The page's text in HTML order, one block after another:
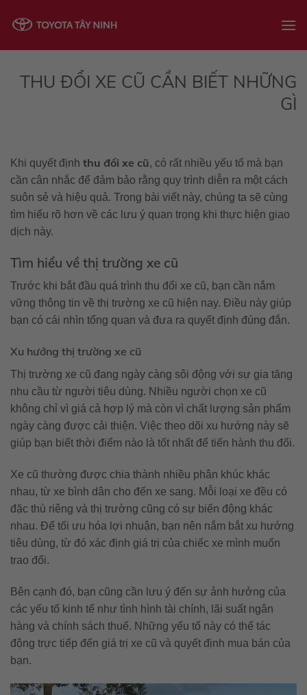
THU ĐỔI XE CŨ CẦN BIẾT NHỮNG
GÌ
Khi quyết định thu đổi xe cũ, có rất nhiều yếu tố mà bạn
cần cân nhắc để đảm bảo rằng quy trình diễn ra một cách
suôn sẻ và hiệu quả. Trong bài viết này, chúng ta sẽ cùng
tìm hiểu rõ hơn về các lưu ý quan trọng khi thực hiện giao
dịch này.
Tìm hiểu về thị trường xe cũ
Trước khi bắt đầu quá trình thu đổi xe cũ, bạn cần nắm
vững thông tin về thị trường xe cũ hiện nay. Điều này giúp
bạn có cái nhìn tổng quan và đưa ra quyết định đúng đắn.
Xu hướng thị trường xe cũ
Thị trường xe cũ đang ngày càng sôi động với sự gia tăng
nhu cầu từ người tiêu dùng. Nhiều người chọn xe cũ
không chỉ vì giá cả hợp lý mà còn vì chất lượng sản phẩm
ngày càng được cải thiện. Việc theo dõi xu hướng này sẽ
giúp bạn biết thời điểm nào là tốt nhất để tiến hành thu đổi.
Xe cũ thường được chia thành nhiều phân khúc khác
nhau, từ xe bình dân cho đến xe sang. Mỗi loại xe đều có
đặc thù riêng và thị trường cũng có sự biến động khác
nhau. Để tối ưu hóa lợi nhuận, bạn nên nắm bắt xu hướng
tiêu dùng, từ đó xác định giá trị của chiếc xe mình muốn
trao đổi.
Bên cạnh đó, bạn cũng cần lưu ý đến sự ảnh hưởng của
các yếu tố kinh tế như tình hình tài chính, lãi suất ngân
hàng và chính sách thuế. Những yếu tố này có thể tác
động trực tiếp đến giá trị xe cũ và quyết định mua bán của
bạn.